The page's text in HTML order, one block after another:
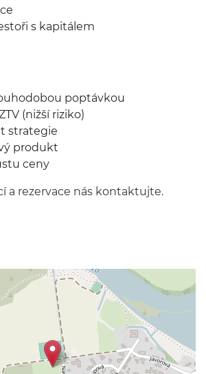
s kapitálem
poptávkou
(nižší riziko)
strategie
produkt
ceny
a rezervace nás kontaktujte.